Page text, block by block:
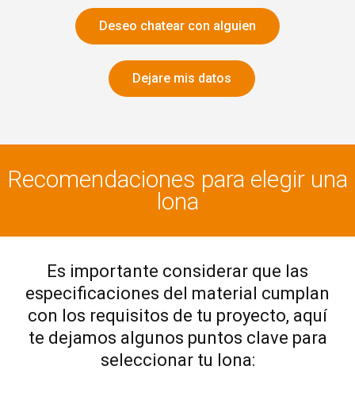
Deseo chatear con alguien
Dejare mis datos
Recomendaciones para elegir una
lona
Es importante considerar que las
especificaciones del material cumplan
con los requisitos de tu proyecto, aquí
te dejamos algunos puntos clave para
seleccionar tu lona: